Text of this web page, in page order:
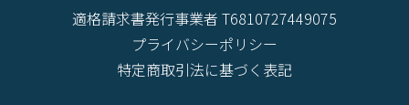
適格請求書発行事業者 T6810727449075
プライバシーポリシー
特定商取引法に基づく表記